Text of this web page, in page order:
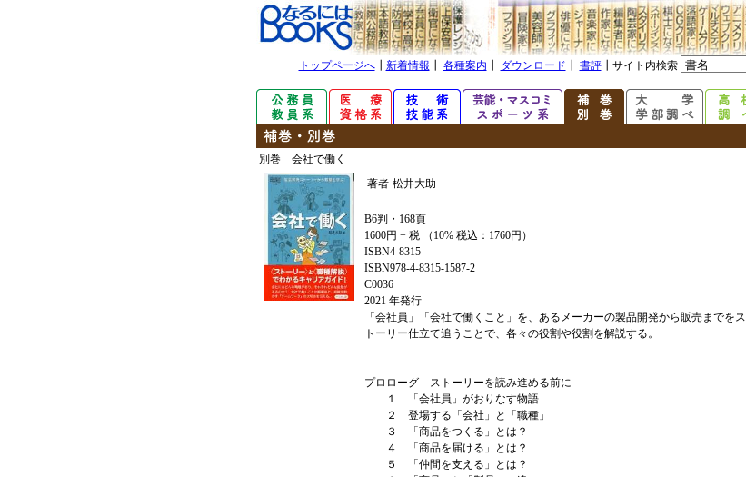
トップページへ┃ 新着情報 各種案内 ダウンロード 書評┃サイト内検索
別巻 会社で働く
著者 松井大助
B6判・168頁
1600円 + 税 （10% 税込：1760円）
ISBN4-8315-
ISBN978-4-8315-1587-2
C0036
2021 年発行
「会社員」「会社で働くこと」を、あるメーカーの製品開発から販売までをス
トーリー仕立て追うことで、各々の役割や役割を解説する。
プロローグ ストーリーを読み進める前に
１ 「会社員」がおりなす物語
２ 登場する「会社」と「職種」
３ 「商品をつくる」とは？
４ 「商品を届ける」とは？
５ 「仲間を支える」とは？